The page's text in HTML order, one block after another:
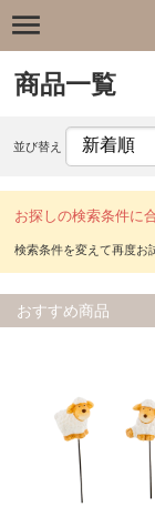
商品一覧
並び替え
お探しの検索条件に
おすすめ商品